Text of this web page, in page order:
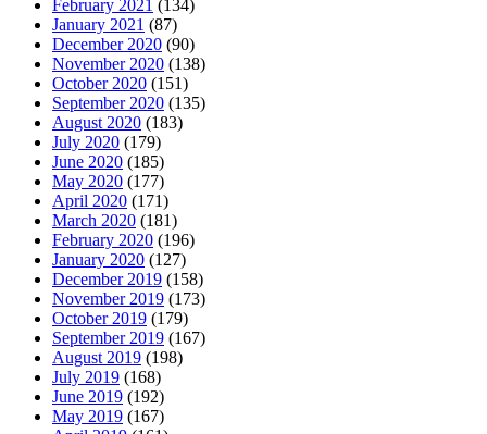
February 2021 (134)
January 2021 (87)
December 2020 (90)
November 2020 (138)
October 2020 (151)
September 2020 (135)
August 2020 (183)
July 2020 (179)
June 2020 (185)
May 2020 (177)
April 2020 (171)
March 2020 (181)
February 2020 (196)
January 2020 (127)
December 2019 (158)
November 2019 (173)
October 2019 (179)
September 2019 (167)
August 2019 (198)
July 2019 (168)
June 2019 (192)
May 2019 (167)